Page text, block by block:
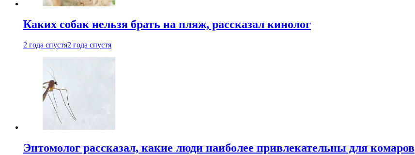
Каких собак нельзя брать на пляж, рассказал кинолог
2 года спустя2 года спустя
Энтомолог рассказал, какие люди наиболее привлекательны для комаров